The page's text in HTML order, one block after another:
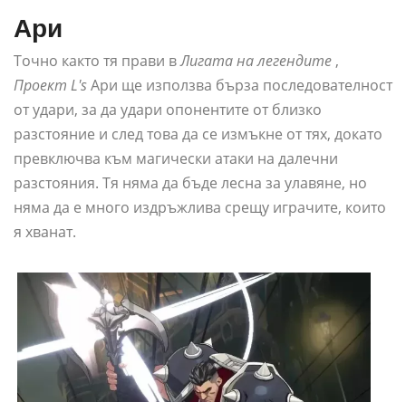
Ари
Точно както тя прави вЛигата на легендите ,
Проект L'sАри ще използва бърза последователност
от удари, за да удари опонентите от близко
разстояние и след това да се измъкне от тях, докато
превключва към магически атаки на далечни
разстояния. Тя няма да бъде лесна за улавяне, но
няма да е много издръжлива срещу играчите, които
я хванат.